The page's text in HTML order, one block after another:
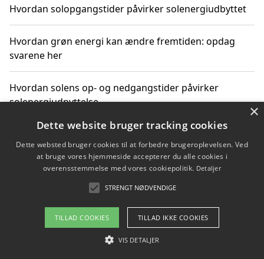
Hvordan solopgangstider påvirker solenergiudbyttet
Hvordan grøn energi kan ændre fremtiden: opdag
svarene her
Hvordan solens op- og nedgangstider påvirker
solenergiudnyttelse
Hvordan du får svar på energispørgsmål om
vedvarende energikilder
Om / kontakt
Blog Betingelser
×
Dette website bruger tracking cookies
Dette websted bruger cookies til at forbedre brugeroplevelsen. Ved
at bruge vores hjemmeside accepterer du alle cookies i
overensstemmelse med vores cookiepolitik. Detaljer
STRENGT NØDVENDIGE
TILLAD COOKIES TILLAD IKKE COOKIES
VIS DETALJER